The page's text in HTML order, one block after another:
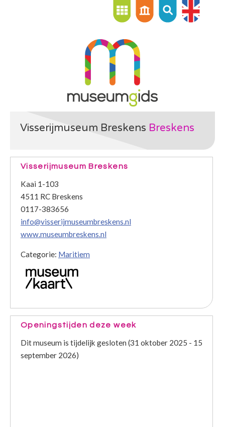
Visserijmuseum Breskens Breskens
Visserijmuseum Breskens
Kaai 1-103
4511 RC Breskens
0117-383656
info@visserijmuseumbreskens.nl
www.museumbreskens.nl
Categorie: Maritiem
Openingstijden deze week
Dit museum is tijdelijk gesloten (31 oktober 2025 - 15
september 2026)